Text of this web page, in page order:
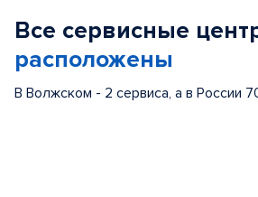
Все сервисные
расположены
В Волжском - 2 сервиса, а в России